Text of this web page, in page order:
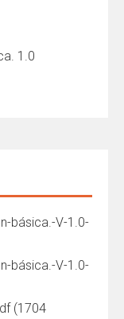
1.0
básica.-V-1.0-
básica.-V-1.0-
(1704